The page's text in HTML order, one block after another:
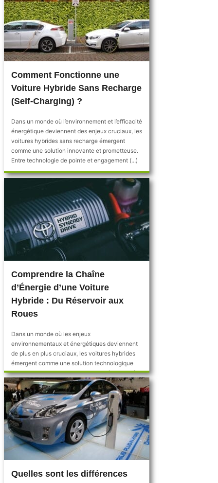
Comment Fonctionne une
Voiture Hybride Sans Recharge
(Self-Charging) ?
Dans un monde où l’environnement et l’efficacité
énergétique deviennent des enjeux cruciaux, les
voitures hybrides sans recharge émergent
comme une solution innovante et prometteuse.
Entre technologie de pointe et engagement (...)
Comprendre la Chaîne
d’Énergie d’une Voiture
Hybride : Du Réservoir aux
Roues
Dans un monde où les enjeux
environnementaux et énergétiques deviennent
de plus en plus cruciaux, les voitures hybrides
émergent comme une solution technologique
prometteuse, incarnant l’innovation à la croisée
de (...)
Quelles sont les différences